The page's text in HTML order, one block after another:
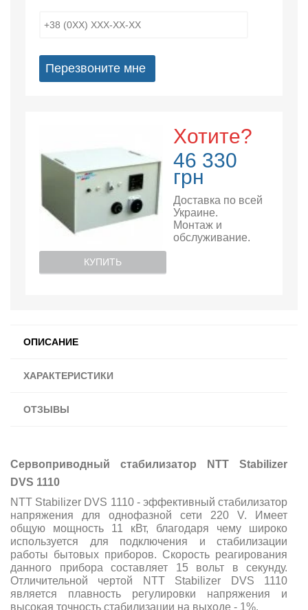
Перезвоните мне
Хотите?
46 330
грн
Доставка по всей
Украине.
Монтаж и
обслуживание.
КУПИТЬ
ОПИСАНИЕ
ХАРАКТЕРИСТИКИ
ОТЗЫВЫ
Сервоприводный стабилизатор NTT Stabilizer
DVS 1110
NTT Stabilizer DVS 1110- эффективный стабилизатор
напряжения для однофазной сети 220 V. Имеет
общую мощность 11 кВт, благодаря чему широко
используется для подключения и стабилизации
работы бытовых приборов. Скорость реагирования
данного прибора составляет 15 вольт в секунду.
Отличительной чертой
NTT Stabilizer DVS 1110
является плавность регулировки напряжения и
высокая точность стабилизации на выходе - 1%.